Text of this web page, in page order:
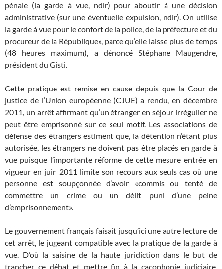
pénale (la garde à vue, ndlr) pour aboutir à une décision
administrative (sur une éventuelle expulsion, ndlr). On utilise
la garde à vue pour le confort de la police, de la préfecture et du
procureur de la République», parce qu’elle laisse plus de temps
(48 heures maximum), a dénoncé Stéphane Maugendre,
président du Gisti.
Cette pratique est remise en cause depuis que la Cour de
justice de l’Union européenne (CJUE) a rendu, en décembre
2011, un arrêt affirmant qu’un étranger en séjour irrégulier ne
peut être emprisonné sur ce seul motif. Les associations de
défense des étrangers estiment que, la détention n’étant plus
autorisée, les étrangers ne doivent pas être placés en garde à
vue puisque l’importante réforme de cette mesure entrée en
vigueur en juin 2011 limite son recours aux seuls cas où une
personne est soupçonnée d’avoir «commis ou tenté de
commettre un crime ou un délit puni d’une peine
d’emprisonnement».
Le gouvernement français faisait jusqu’ici une autre lecture de
cet arrêt, le jugeant compatible avec la pratique de la garde à
vue. D’où la saisine de la haute juridiction dans le but de
trancher ce débat et mettre fin à la cacophonie judiciaire,